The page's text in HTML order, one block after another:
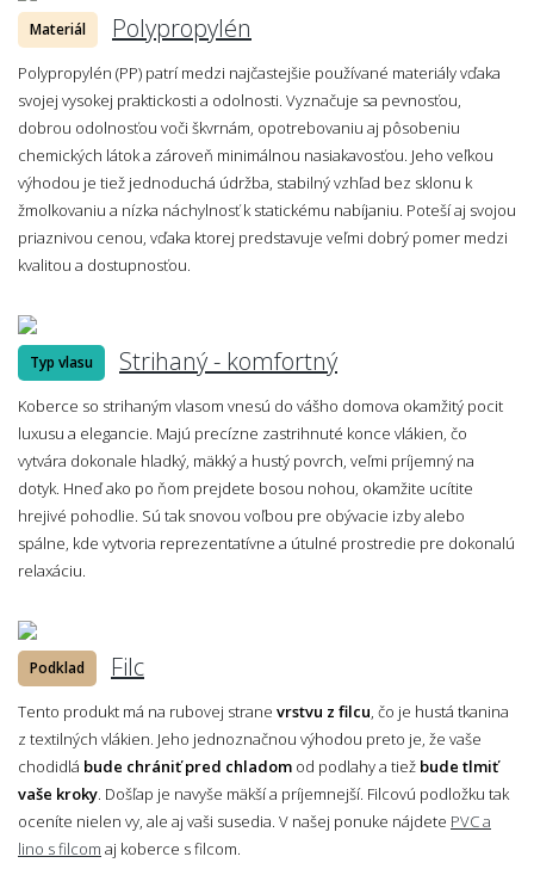
Materiál Polypropylén
Polypropylén (PP) patrí medzi najčastejšie používané materiály vďaka
svojej vysokej praktickosti a odolnosti. Vyznačuje sa pevnosťou,
dobrou odolnosťou voči škvrnám, opotrebovaniu aj pôsobeniu
chemických látok a zároveň minimálnou nasiakavosťou. Jeho veľkou
výhodou je tiež jednoduchá údržba, stabilný vzhľad bez sklonu k
žmolkovaniu a nízka náchylnosť k statickému nabíjaniu. Poteší aj svojou
priaznivou cenou, vďaka ktorej predstavuje veľmi dobrý pomer medzi
kvalitou a dostupnosťou.
Typ vlasu Strihaný - komfortný
Koberce so strihaným vlasom vnesú do vášho domova okamžitý pocit
luxusu a elegancie. Majú precízne zastrihnuté konce vlákien, čo
vytvára dokonale hladký, mäkký a hustý povrch, veľmi príjemný na
dotyk. Hneď ako po ňom prejdete bosou nohou, okamžite ucítite
hrejivé pohodlie. Sú tak snovou voľbou pre obývacie izby alebo
spálne, kde vytvoria reprezentatívne a útulné prostredie pre dokonalú
relaxáciu.
Podklad Filc
Tento produkt má na rubovej strane vrstvu z filcu, čo je hustá tkanina
z textilných vlákien. Jeho jednoznačnou výhodou preto je, že vaše
chodidlá bude chrániť pred chladom od podlahy a tiež bude tlmiť
vaše kroky. Došľap je navyše mäkší a príjemnejší. Filcovú podložku tak
oceníte nielen vy, ale aj vaši susedia. V našej ponuke nájdete PVC a
lino s filcom aj koberce s filcom.